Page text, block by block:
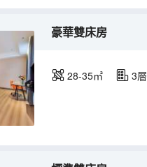
豪華雙床房
28-35㎡ 3層